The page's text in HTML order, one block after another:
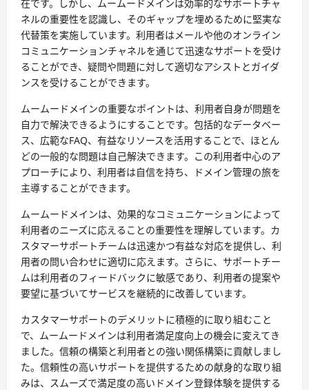
在です。しかし、ムームードメインは効率的なサポートチャ
ネルの重要性を認識し、そのギャップを埋めるために堅実な
代替策を実施しています。利用者はメールや他のオンライン
コミュニケーションチャネルを通じて迅速なサポートを受け
ることができ、疑問や問題に対して適切なアシストとガイダ
ンスを受けることができます。
ムームードメインの重要なポイントは、利用者自身が問題を
自力で解決できるようにすることです。包括的なデータベー
ス、広範なFAQ、有益なリソースを活用することで、ほとん
どの一般的な問題は自己解決できます。この利用者中心のア
プローチにより、利用者は自信を持ち、ドメイン管理の旅を
主導することができます。
ムームードメインは、効果的なコミュニケーションによって
利用者のニーズに応えることの重要性を理解しています。カ
スタマーサポートチームは迅速かつ有益な対応を提供し、利
用者の問い合わせに適切に応えます。さらに、サポートチー
ムは利用者のフィードバックに敏感であり、利用者の提案や
要望に基づいてサービスを継続的に改善しています。
カスタマーサポートのデメリットに積極的に取り組むこと
で、ムームードメインは利用者満足度向上の機会に変えてき
ました。信頼の構築と利用者との強い関係構築に貢献しまし
た。信頼性の高いサポートを提供するための献身的な取り組
みは、スムーズで満足度の高いドメイン登録体験を提供する